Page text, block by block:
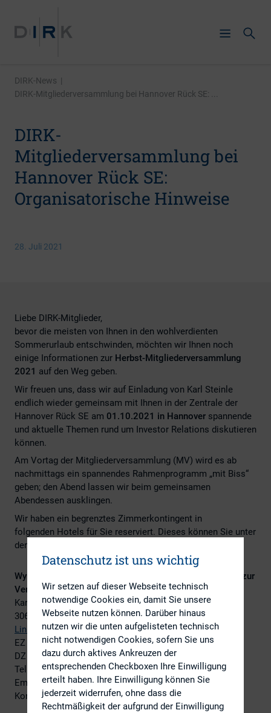
DIRK-News |
DIRK-Mitgliederversammlung bei Hannover Rück SE: ...
DIRK-
Mitgliederversammlung bei
Hannover Rück SE:
Organisatorische Hinweise
28. Juli 2021
Liebe DIRK-Mitglieder,
bevor die meisten von Ihnen in den wohlverdienten
Sommerurlaub entschwinden, möchten wir Ihnen noch
einige Informationen zur Herbst-Mitgliederversammlung
2021 auf den Weg geben.
Wir freuen uns, dass wir auf Einladung von Karl Steinle
endlich wieder gemeinsam mit Ihnen in der Zentrale der
Hannover Rück SE am 01.10.2021 in Hannover spannende
und aktuelle Themen rund um Investor Relations diskutieren
können.
Am Vortag der Mitgliederversammlung (MV) wird es ab
nachmittags ein spannendes Rahmenprogramm „mit Biss“
geben; den Abend lassen wir beim gemeinsamen
Abendessen ausklingen.
Wir haben ein begrenztes Zimmerkontingent in
folgenden Hotels für Sie reserviert. Dieses können Sie unter
dem Stichwort „
Wyndham Hannover Atrium Hotel (ca. 5 Minuten zu Fuß zur
Veranstaltung)
Karl-Wiechert-Allee 68
30625 Hannover
Link
zur Webseite
EZ 90 € inkl. Frühstück
DZ 103 € inkl. Frühstück
Tel.: +49 511 54 070
Email:info@wyndhamhannover.com
Kontingent abrufbar bis 15.08.2021
Datenschutz ist uns wichtig
Wir setzen auf dieser Webseite technisch
notwendige Cookies ein, damit Sie unsere
Webseite nutzen können. Darüber hinaus
nutzen wir die unten aufgelisteten technisch
nicht notwendigen Cookies, sofern Sie uns
dazu durch aktives Ankreuzen der
entsprechenden Checkboxen Ihre Einwilligung
erteilt haben. Ihre Einwilligung können Sie
jederzeit widerrufen, ohne dass die
Rechtmäßigkeit der aufgrund der Einwilligung